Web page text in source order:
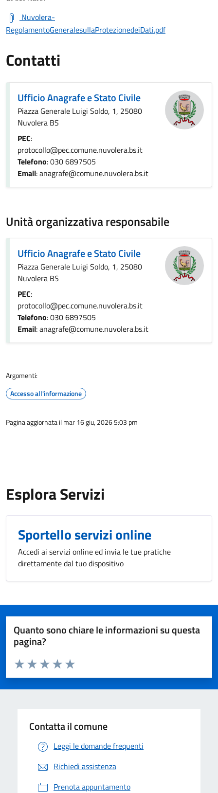
Nuvolera-
RegolamentoGeneralesullaProtezionedeiDati.pdf
Contatti
Ufficio Anagrafe e Stato Civile
Piazza Generale Luigi Soldo, 1, 25080
Nuvolera BS
PEC:
protocollo@pec.comune.nuvolera.bs.it
Telefono: 030 6897505
Email: anagrafe@comune.nuvolera.bs.it
Unità organizzativa responsabile
Ufficio Anagrafe e Stato Civile
Piazza Generale Luigi Soldo, 1, 25080
Nuvolera BS
PEC:
protocollo@pec.comune.nuvolera.bs.it
Telefono: 030 6897505
Email: anagrafe@comune.nuvolera.bs.it
Argomenti:
Accesso all'informazione
Pagina aggiornata il mar 16 giu, 2026 5:03 pm
Esplora Servizi
Sportello servizi online
Accedi ai servizi online ed invia le tue pratiche
direttamente dal tuo dispositivo
Quanto sono chiare le informazioni su questa
pagina?
Valuta da 1 a 5 stelle la pagina
Valuta 5 stelle su 5
Valuta 4 stelle su 5
Valuta 3 stelle su 5
Valuta 2 stelle su 5
Valuta 1 stelle su 5
Contatta il comune
Leggi le domande frequenti
Richiedi assistenza
Prenota appuntamento